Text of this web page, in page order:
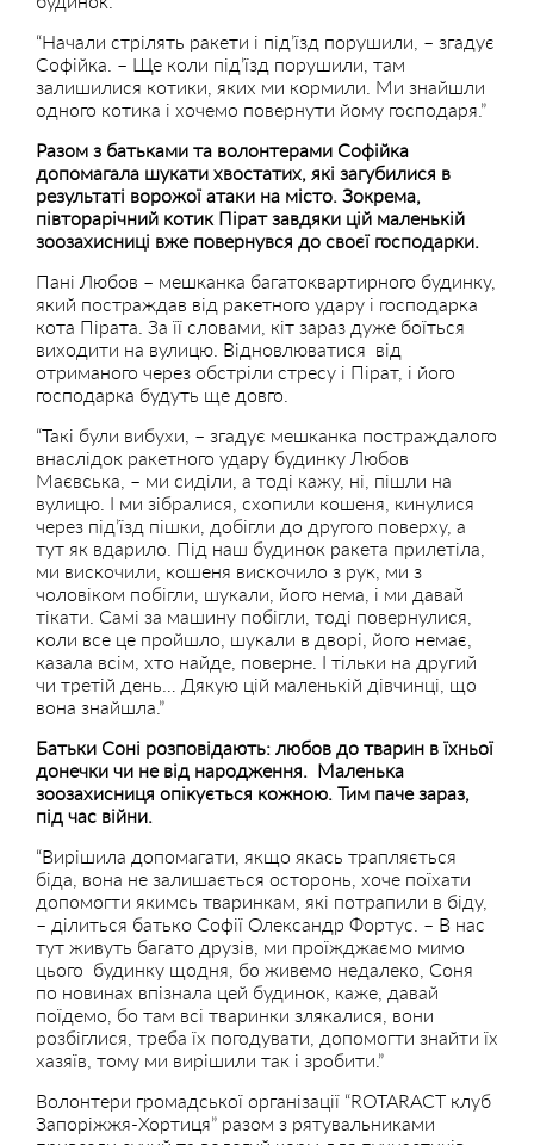
“Начали стрілять ракети і під’їзд порушили, – згадує
Софійка. – Ще коли під’їзд порушили, там
залишилися котики, яких ми кормили. Ми знайшли
одного котика і хочемо повернути йому господаря.”
Разом з батьками та волонтерами Софійка
допомагала шукати хвостатих, які загубилися в
результаті ворожої атаки на місто. Зокрема,
півторарічний котик Пірат завдяки цій маленькій
зоозахисниці вже повернувся до своєї господарки.
Пані Любов – мешканка багатоквартирного будинку,
який постраждав від ракетного удару і господарка
кота Пірата. За її словами, кіт зараз дуже боїться
виходити на вулицю. Відновлюватися від
отриманого через обстріли стресу і Пірат, і його
господарка будуть ще довго.
“Такі були вибухи, – згадує мешканка постраждалого
внаслідок ракетного удару будинку Любов
Маєвська, – ми сиділи, а тоді кажу, ні, пішли на
вулицю. І ми зібралися, схопили кошеня, кинулися
через під’їзд пішки, добігли до другого поверху, а
тут як вдарило. Під наш будинок ракета прилетіла,
ми вискочили, кошеня вискочило з рук, ми з
чоловіком побігли, шукали, його нема, і ми давай
тікати. Самі за машину побігли, тоді повернулися,
коли все це пройшло, шукали в дворі, його немає,
казала всім, хто найде, поверне. І тільки на другий
чи третій день… Дякую цій маленькій дівчинці, що
вона знайшла.”
Батьки Соні розповідають: любов до тварин в їхньої
донечки чи не від народження. Маленька
зоозахисниця опікується кожною. Тим паче зараз,
під час війни.
“Вирішила допомагати, якщо якась трапляється
біда, вона не залишається осторонь, хоче поїхати
допомогти якимсь тваринкам, які потрапили в біду,
– ділиться батько Софії Олександр Фортус. – В нас
тут живуть багато друзів, ми проїжджаємо мимо
цього будинку щодня, бо живемо недалеко, Соня
по новинах впізнала цей будинок, каже, давай
поїдемо, бо там всі тваринки злякалися, вони
розбіглися, треба їх погодувати, допомогти знайти їх
хазяїв, тому ми вирішили так і зробити.”
Волонтери громадської організації “ROTARACT клуб
Запоріжжя-Хортиця” разом з рятувальниками